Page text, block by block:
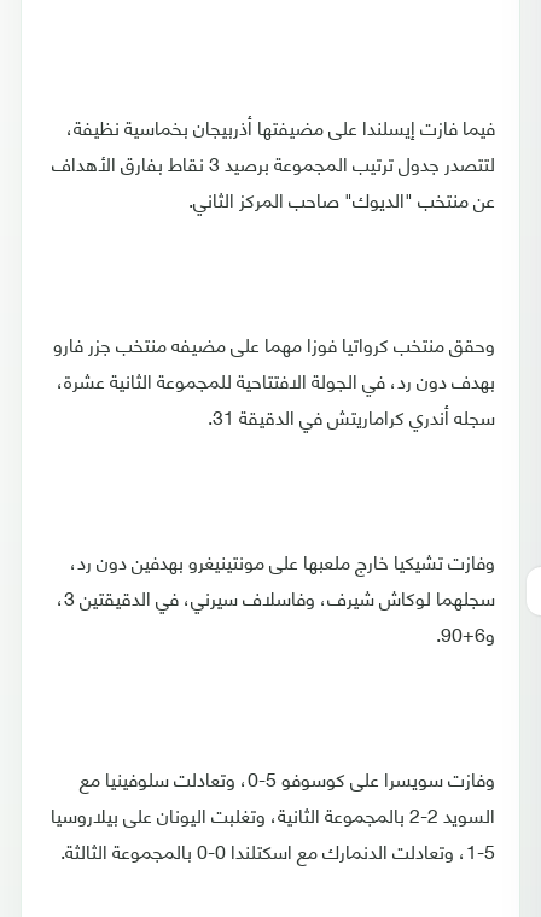
فيما فازت إيسلندا على مضيفتها أذربيجان بخماسية نظيفة،
لتتصدر جدول ترتيب المجموعة برصيد 3 نقاط بفارق الأهداف
عن منتخب "الديوك" صاحب المركز الثاني.
وحقق منتخب كرواتيا فوزا مهما على مضيفه منتخب جزر فارو
بهدف دون رد، في الجولة الافتتاحية للمجموعة الثانية عشرة،
سجله أندري كراماريتش في الدقيقة 31.
وفازت تشيكيا خارج ملعبها على مونتينيغرو بهدفين دون رد،
سجلهما لوكاش شيرف، وفاسلاف سيرني، في الدقيقتين 3،
و6+90.
وفازت سويسرا على كوسوفو 5-0، وتعادلت سلوفينيا مع
السويد 2-2 بالمجموعة الثانية، وتغلبت اليونان على بيلاروسيا
5-1، وتعادلت الدنمارك مع اسكتلندا 0-0 بالمجموعة الثالثة.